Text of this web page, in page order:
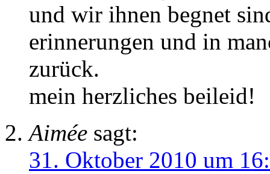
und wir ihnen begnet
erinnerungen und in
zurück.
mein herzliches beileid!
Aimée sagt:
31. Oktober 2010 um